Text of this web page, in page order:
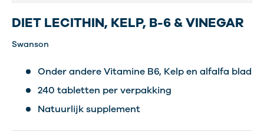
DIET LECITHIN, KELP, B-6 & VINEGAR
Swanson
Onder andere Vitamine B6, Kelp en alfalfa blad
240 tabletten per verpakking
Natuurlijk supplement